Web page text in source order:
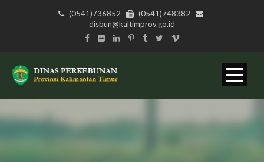
(0541)736852
(0541)748382
disbun@kaltimprov.go.id